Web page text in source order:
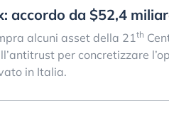
accordo da $52,4
alcuni asset della 21th
per concretizzare
in Italia.